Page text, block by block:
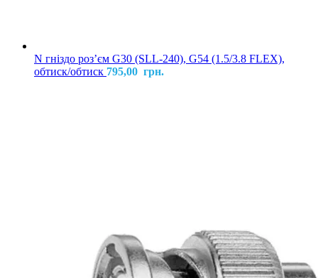
N гніздо розʼєм G30 (SLL-240), G54 (1.5/3.8 FLEX),
обтиск/обтиск 795,00 грн.